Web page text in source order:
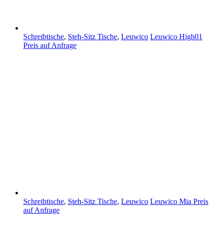
Schreibtische, Steh-Sitz Tische, Leuwico Leuwico High01
Preis auf Anfrage
Schreibtische, Steh-Sitz Tische, Leuwico Leuwico Mia Preis
auf Anfrage